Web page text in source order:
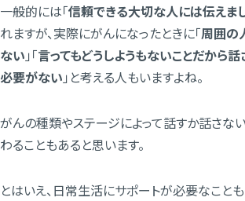
一般的には「信頼できる大切な人には伝えま
れますが、実際にがんになったときに「周囲の
ない 」「言ってもどうしようもないことだから
必要がない 」と考える人もいますよね。
がんの種類やステージによって話すか話さな
わることもあると思います。
とはいえ、日常生活にサポートが必要なこと